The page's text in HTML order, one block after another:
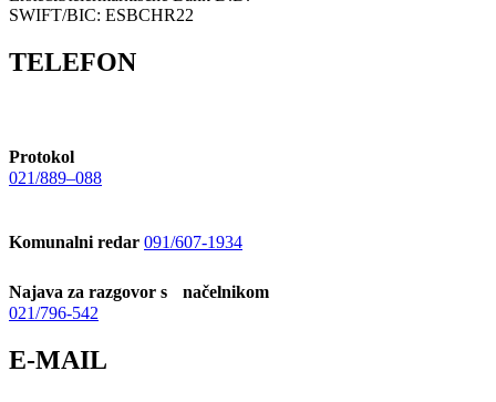
SWIFT/BIC: ESBCHR22
TELEFON
Protokol
021/889–088
Komunalni redar 091/607-1934
Najava za razgovor s načelnikom
021/796-542
E-MAIL